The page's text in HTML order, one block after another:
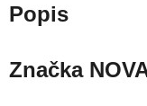
Popis
Značka